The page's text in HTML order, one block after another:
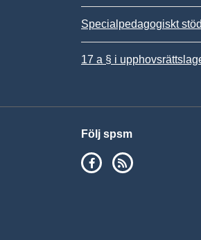
Specialpedagogiskt stöd
17 a § i
Följ spsm
SPSM på